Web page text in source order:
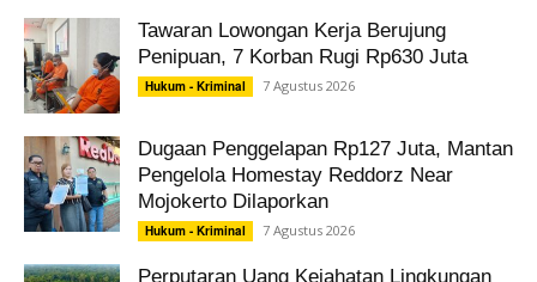
Tawaran Lowongan Kerja Berujung
Penipuan, 7 Korban Rugi Rp630 Juta
Hukum - Kriminal 7 Agustus 2026
Dugaan Penggelapan Rp127 Juta, Mantan
Pengelola Homestay Reddorz Near
Mojokerto Dilaporkan
Hukum - Kriminal 7 Agustus 2026
Perputaran Uang Kejahatan Lingkungan